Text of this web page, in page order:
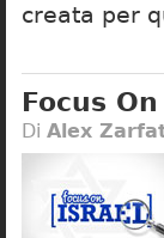
creata per
Focus
Di Alex